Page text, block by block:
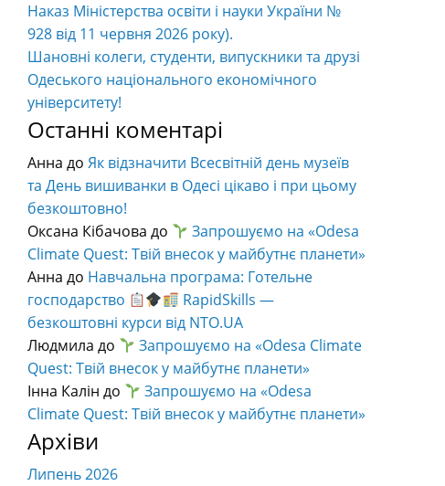
Наказ Міністерства освіти і науки України №
928 від 11 червня 2026 року).
Шановні колеги, студенти, випускники та друзі
Одеського національного економічного
університету!
Останні коментарі
Анна доЯк відзначити Всесвітній день музеїв
та День вишиванки в Одесі цікаво і при цьому
безкоштовно!
Оксана Кібачова до
Запрошуємо на «Odesa
Climate Quest: Твій внесок у майбутнє планети»
Анна до Навчальна програма: Готельне
господарство
RapidSkills —
безкоштовні курси від NTO.UA
Людмила до
Запрошуємо на «Odesa Climate
Quest: Твій внесок у майбутнє планети»
Інна Калін до
Запрошуємо на «Odesa
Climate Quest: Твій внесок у майбутнє планети»
Архіви
Липень 2026